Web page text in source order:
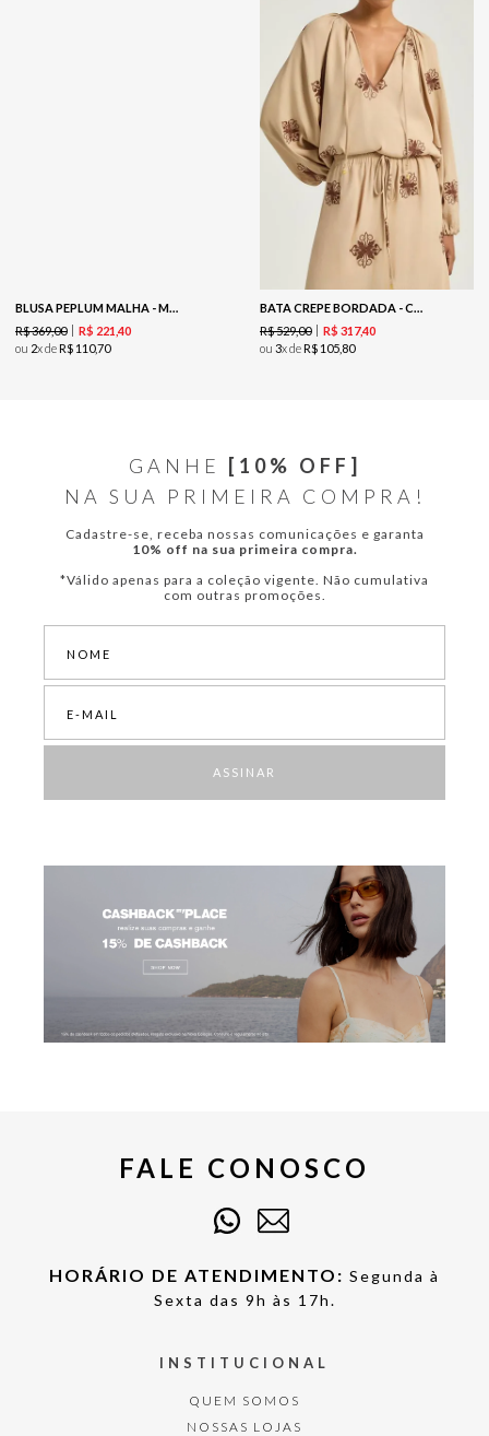
BLUSA PEPLUM MALHA - MARROM
R$369,00 R$ 221 40
ou 2x deR$ 110,70
BATA CREPE BORDADA - COOKIE
R$529,00 R$ 317,40
ou 3x deR$ 105 80
GANHE
[10% OFF]
NA SUA PRIMEIRA COMPRA!
Cadastre-se, receba nossas comunicações e garanta
10% off na sua primeira compra.
*Válido apenas para a coleção vigente. Não cumulativa
com outras promoções.
ASSINAR
FALE CONOSCO
HORÁRIO DE ATENDIMENTO: Segunda à
Sexta das 9h às 17h.
INSTITUCIONAL
QUEM SOMOS
NOSSAS LOJAS